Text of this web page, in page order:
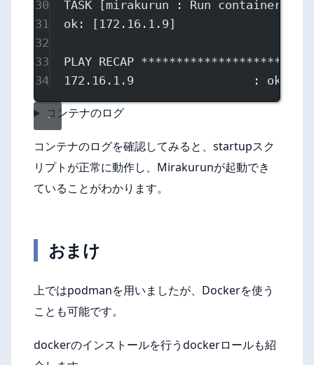
30
TASK [mirakurun : Run
31
ok: [172.16.1.9]
32
33
PLAY RECAP
34
172.16.1.9                 : ok=10
コンテナのログ
コンテナのログを確認してみると、startupスク
リプトが正常に動作し、Mirakurunが起動でき
ていることがわかります。
おまけ
上ではpodmanを用いましたが、Dockerを使う
ことも可能です。
dockerのインストールを行うdockerロールも紹